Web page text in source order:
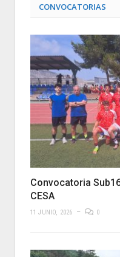
CONVOCATORIAS
Convocatoria
CESA
11 JUNIO, 2026 0